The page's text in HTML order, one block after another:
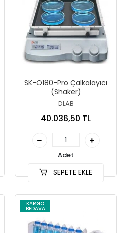
SK-O180-Pro Çalkalayıcı
(Shaker)
DLAB
40.036,50 TL
Adet
SEPETE EKLE
KARGO
BEDAVA